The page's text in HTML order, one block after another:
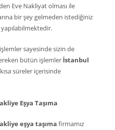
Eve Nakliyat olması ile
bir şey gelmeden istediğiniz
sayesinde sizin de
bütün işlemler İstanbul
süreler içerisinde
Eşya Taşıma
eşya taşıma firmamız